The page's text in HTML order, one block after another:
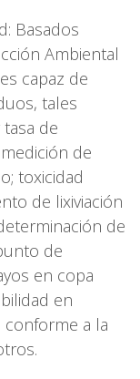
Basados
Ambiental
capaz de
tales
de
de
toxicidad
de lixiviación
de
de
en copa
en
a la